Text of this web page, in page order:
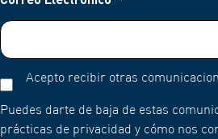
Acepto recibir otras
Puedes darte de baja de estas
prácticas de privacidad y cómo nos